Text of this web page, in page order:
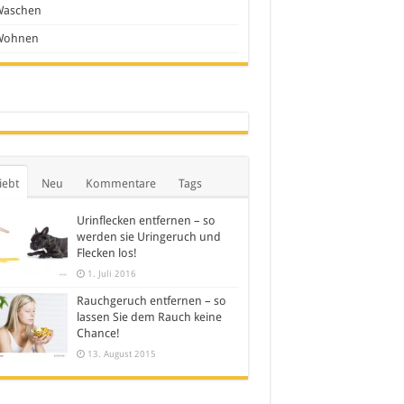
Neu Kommentare Tags
Urinflecken entfernen – so
werden sie Uringeruch und
Flecken los!
1. Juli 2016
Rauchgeruch entfernen – so
lassen Sie dem Rauch keine
Chance!
13. August 2015